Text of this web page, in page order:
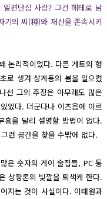
편단심 사랑? 그건 헤테로 남
기의 씨(種)와 재산을 존속시키
논리적이었다. 다른 게토의 형
로 생겨 상계동의 봄을 일으켰
선 그의 주장은 아무래도 많은
었다. 더군다나 이즈음에 이르
흥을 달리 설명할 방법이 없다.
런 공간을 찾을 수밖에 없다.
은 숫자의 게이 술집들, PC 통
상황론의 빛깔을 퇴색케 한다.
지는 것이 사실이다. 이태원과